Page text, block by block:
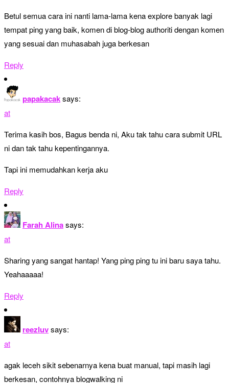
Betul semua cara ini nanti lama-lama kena explore banyak lagi
tempat ping yang baik, komen di blog-blog authoriti dengan komen
yang sesuai dan muhasabah juga berkesan
Reply
papakacaksays:
at
Terima kasih bos, Bagus benda ni, Aku tak tahu cara submit URL
ni dan tak tahu kepentingannya.
Tapi ini memudahkan kerja aku
Reply
Farah Alinasays:
at
Sharing yang sangat hantap! Yang ping ping tu ini baru saya tahu.
Yeahaaaaa!
Reply
reezluvsays:
at
agak leceh sikit sebenarnya kena buat manual, tapi masih lagi
berkesan, contohnya blogwalking ni